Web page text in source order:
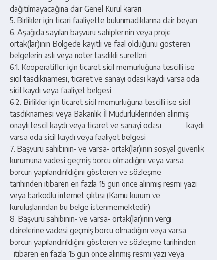
dağıtılmayacağına dair Genel Kurul kararı
5. Birlikler için ticari faaliyette bulunmadıklarına dair beyan
6. Aşağıda sayılan başvuru sahiplerinin veya proje
ortak(lar)ının Bölgede kayıtlı ve faal olduğunu gösteren
belgelerin aslı veya noter tasdikli suretleri
6.1. Kooperatifler için ticaret sicil memurluğuna tescilli ise
sicil tasdiknamesi, ticaret ve sanayi odası kaydı varsa oda
sicil kaydı veya faaliyet belgesi
6.2. Birlikler için ticaret sicil memurluğuna tescilli ise sicil
tasdiknamesi veya Bakanlık İl Müdürlüklerinden alınmış
onaylı tescil kaydı veya ticaret ve sanayi odası kaydı
varsa oda sicil kaydı veya faaliyet belgesi
7. Başvuru sahibinin- ve varsa- ortak(lar)ının sosyal güvenlik
kurumuna vadesi geçmiş borcu olmadığını veya varsa
borcun yapılandırıldığını gösteren ve sözleşme
tarihinden itibaren en fazla 15 gün önce alınmış resmi yazı
veya barkodlu internet çıktısı (Kamu kurum ve
kuruluşlarından bu belge istenmemektedir)
8. Başvuru sahibinin- ve varsa- ortak(lar)ının vergi
dairelerine vadesi geçmiş borcu olmadığını veya varsa
borcun yapılandırıldığını gösteren ve sözleşme tarihinden
itibaren en fazla 15 gün önce alınmış resmi yazı veya